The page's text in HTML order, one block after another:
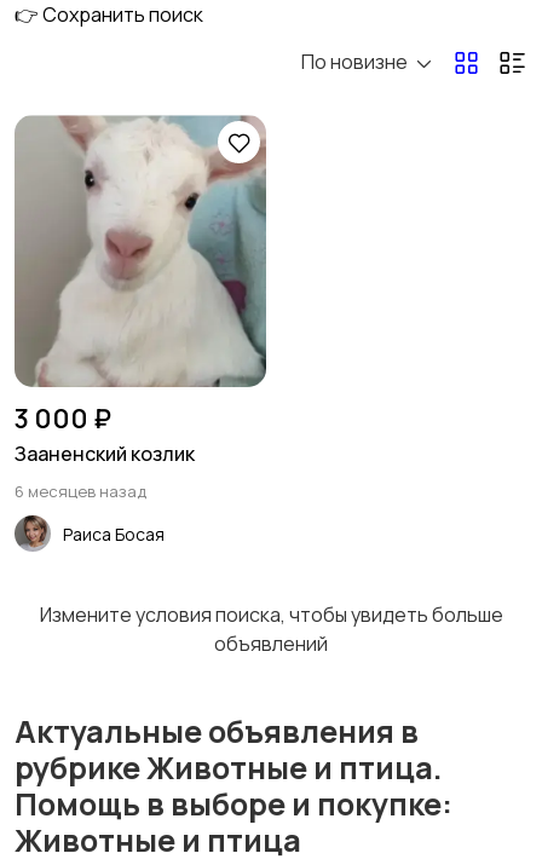
👉 Сохранить поиск
По новизне
3 000 ₽
Зааненский козлик
6 месяцев назад
Раиса Босая
Измените условия поиска, чтобы увидеть больше
объявлений
Актуальные объявления в
рубрике Животные и птица.
Помощь в выборе и покупке:
Животные и птица